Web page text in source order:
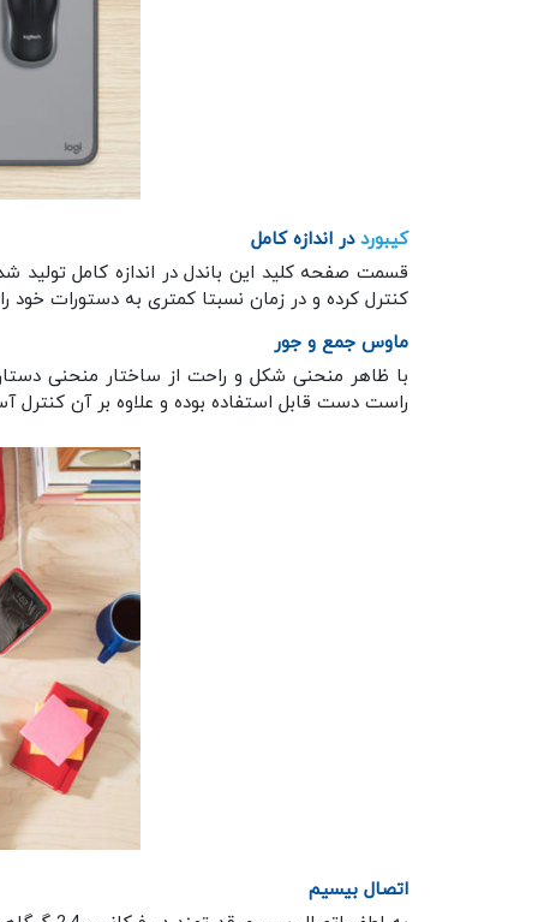
کیبورددر اندازه کامل
کنترل کرده و در زمان نسبتا کمتری به دستورات خود را
ماوس جمع و جور
با ظاهر منحنی شکل و راحت از ساختار منحنی
راست دست قابل استفاده بوده و علاوه بر آن
اتصال بیسیم